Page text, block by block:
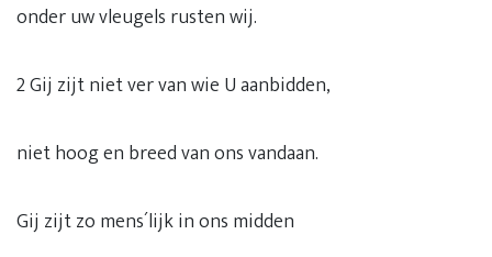
onder uw vleugels rusten wij.
2 Gij zijt niet ver van wie U aanbidden,
niet hoog en breed van ons vandaan.
Gij zijt zo mens´lijk in ons midden